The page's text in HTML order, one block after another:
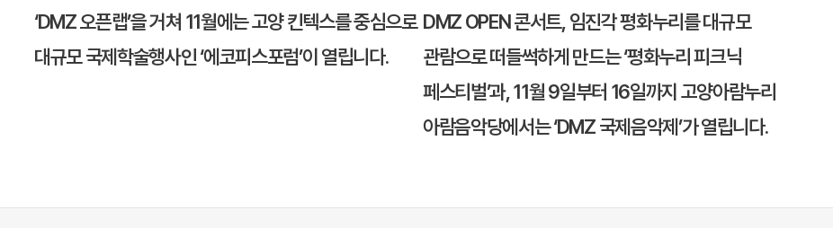
‘DMZ 오픈랩’을 거쳐 11월에는고양킨텍스를 중심으로
대규모 국제학술행사인 ‘에코피스포럼’이 열립니다.
DMZ OPEN 콘서트,임진각 평화누리를 대규모
관람으로 떠들썩하게 만드는 ‘평화누리 피크닉
페스티벌’과, 11월 9일부터 16일까지 고양아람누리
아람음악당에서는 ‘DMZ 국제음악제’가 열립니다.